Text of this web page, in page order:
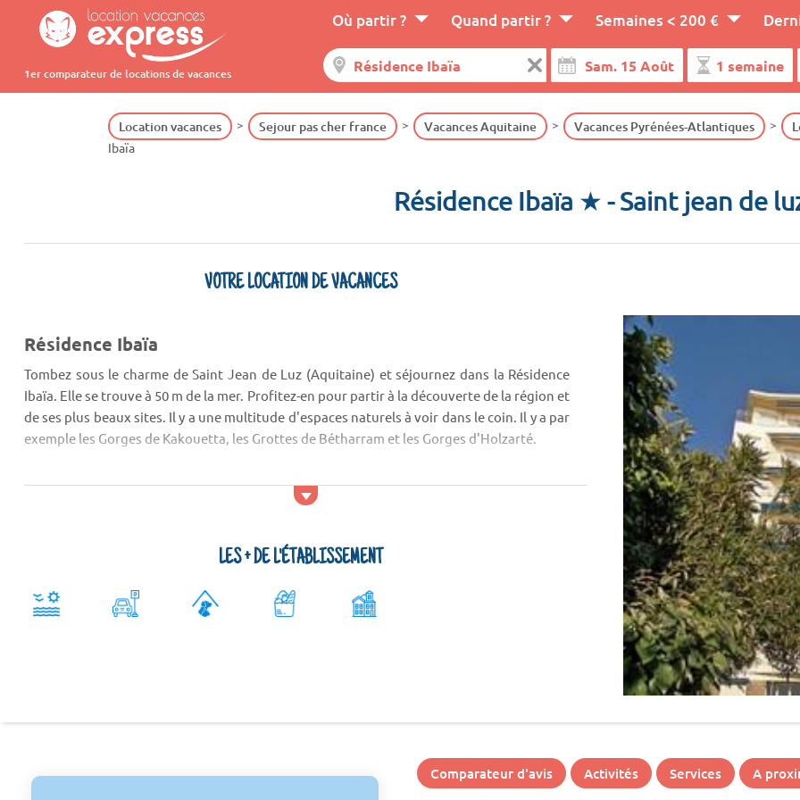
1er comparateur de locations de vacances
Où partir ? Quand partir ? Semaines < 200 €
Location vacances Sejour pas cher france Vacances Aquitaine Vacances Pyrénées-Atlantiques
Ibaïa
Résidence Ibaïa ★- Saint jean de
VOTRE LOCATION DE VACANCES
Résidence Ibaïa
Tombez sous le charme de Saint Jean de Luz (Aquitaine) et séjournez dans la Résidence
Ibaïa. Elle se trouve à 50 m de la mer. Profitez-en pour partir à la découverte de la région et
de ses plus beaux sites. Il y a une multitude d'espaces naturels à voir dans le coin. Il y a par
exemple les Gorges de Kakouetta, les Grottes de Bétharram et les Gorges d'Holzarté.
Activités et services
LES + DE L'ÉTABLISSEMENT
Comparateur d'avis Activités Services A